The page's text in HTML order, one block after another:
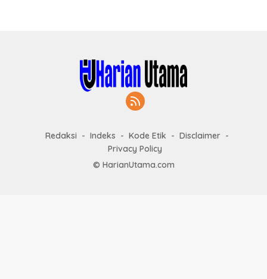
Redaksi Indeks Kode Etik
Disclaimer
Privacy Policy
© HarianUtama.com